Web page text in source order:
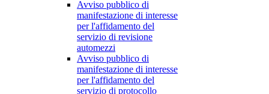
Avviso pubblico di
manifestazione di interesse
per l'affidamento del
servizio di revisione
automezzi
Avviso pubblico di
manifestazione di interesse
per l'affidamento del
servizio di protocollo